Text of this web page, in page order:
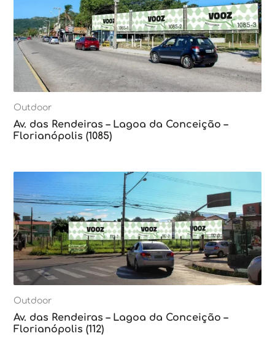
Outdoor
Av. das Rendeiras – Lagoa da Conceição –
Florianópolis (1085)
Outdoor
Av. das Rendeiras – Lagoa da Conceição –
Florianópolis (112)